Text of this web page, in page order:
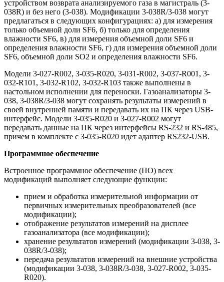
устройством возврата анализируемого газа в магистраль (3-
038R) и без него (3-038). Модификации 3-038R/3-038 могут
предлагаться в следующих конфигурациях: а) для измерения
только объемной доли SF6, б) только для определения
влажности SF6, в) для измерения объемной доли SF6 и
определения влажности SF6, г) для измерения объемной доли
SF6, объемной доли SO2 и определения влажности SF6.
Модели 3-027-R002, 3-035-R020, 3-031-R002, 3-037-R001, 3-
032-R101, 3-032-R102, 3-032-R103 также выполнены в
настольном исполнении для переноски. Газоанализаторы 3-
038, 3-038R/3-038 могут сохранять результаты измерений в
своей внутренней памяти и передавать их на ПК через USB-
интерфейс. Модели 3-035-R020 и 3-027-R002 могут
передавать данные на ПК через интерфейсы RS-232 и RS-485,
причем в комплекте с 3-035-R020 идет адаптер RS232-USB.
Программное обеспечение
Встроенное программное обеспечение (ПО) всех
модификаций выполняет следующие функции:
прием и обработка измерительной информации от
первичных измерительных преобразователей (все
модификации);
отображение результатов измерений на дисплее
газоанализатора (все модификации);
хранение результатов измерений (модификации 3-038, 3-
038R/3-038);
передача результатов измерений на внешние устройства
(модификации 3-038, 3-038R/3-038, 3-027-R002, 3-035-
R020).